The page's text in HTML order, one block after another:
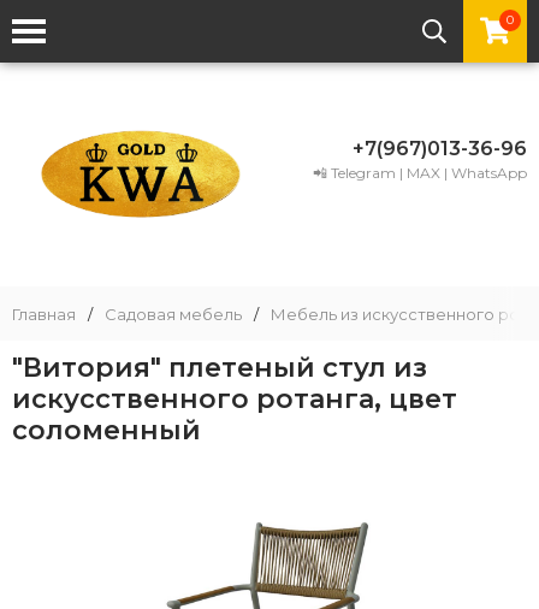
0
+7(967)013-36-96
📲 Telegram | MAX | WhatsApp
Главная / Садовая мебель / Мебель из искусственного
"Витория" плетеный стул из
искусственного ротанга, цвет
соломенный